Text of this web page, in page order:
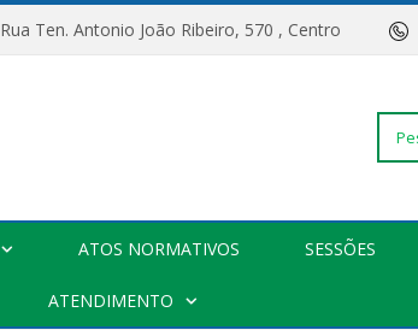
Rua Ten. Antonio João Ribeiro, 570 , Centro
ATOS NORMATIVOS SESSÕES
ATENDIMENTO